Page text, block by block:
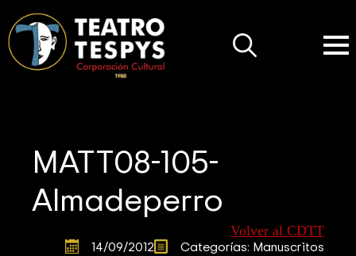
MATT08-105-
Almadeperro
Volver al CDTT
14/09/2012 Categorías: Manuscritos